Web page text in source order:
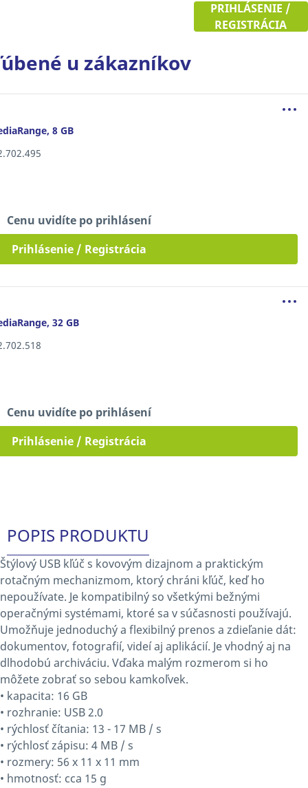
PRIHLÁSENIE /
REGISTRÁCIA
u zákazníkov
8 GB
Cenu uvidíte po prihlásení
Prihlásenie / Registrácia
32 GB
Cenu uvidíte po prihlásení
Prihlásenie / Registrácia
POPIS PRODUKTU
Štýlový USB kľúč s kovovým dizajnom a praktickým
rotačným mechanizmom, ktorý chráni kľúč, keď ho
nepoužívate. Je kompatibilný so všetkými bežnými
operačnými systémami, ktoré sa v súčasnosti používajú.
Umožňuje jednoduchý a flexibilný prenos a zdieľanie dát:
dokumentov, fotografií, videí aj aplikácií. Je vhodný aj na
dlhodobú archiváciu. Vďaka malým rozmerom si ho
môžete zobrať so sebou kamkoľvek.
• kapacita: 16 GB
• rozhranie: USB 2.0
• rýchlosť čítania: 13 - 17 MB / s
• rýchlosť zápisu: 4 MB / s
• rozmery: 56 x 11 x 11 mm
• hmotnosť: cca 15 g